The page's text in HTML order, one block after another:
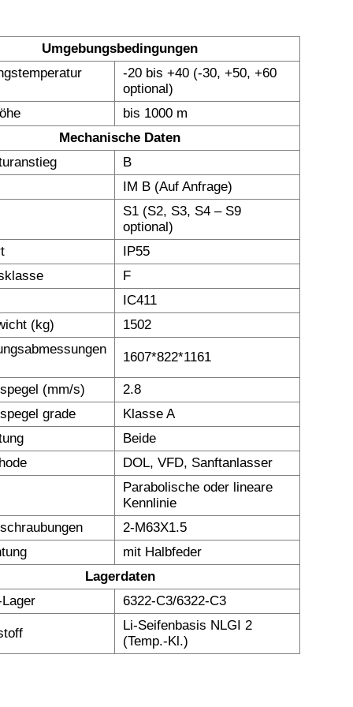
Umgebungsbedingungen
-20 bis +40 (-30, +50, +60
optional)
bis 1000 m
Mechanische Daten
B
IM B (Auf Anfrage)
S1 (S2, S3, S4 – S9
optional)
IP55
F
IC411
(kg)
1502
1607*822*1161
(mm/s)
2.8
grade
Klasse A
Beide
DOL, VFD, Sanftanlasser
Parabolische oder lineare
Kennlinie
2-M63X1.5
mit Halbfeder
Lagerdaten
6322-C3/6322-C3
Li-Seifenbasis NLGI 2
(Temp.-Kl.)